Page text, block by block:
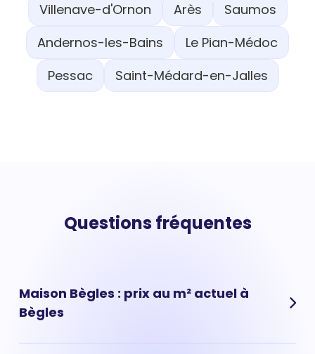
Villenave-d'Ornon
Arès
Saumos
Andernos-les-Bains
Le Pian-Médoc
Pessac
Saint-Médard-en-Jalles
Questions fréquentes
Maison Bègles : prix au m² actuel à
Bègles